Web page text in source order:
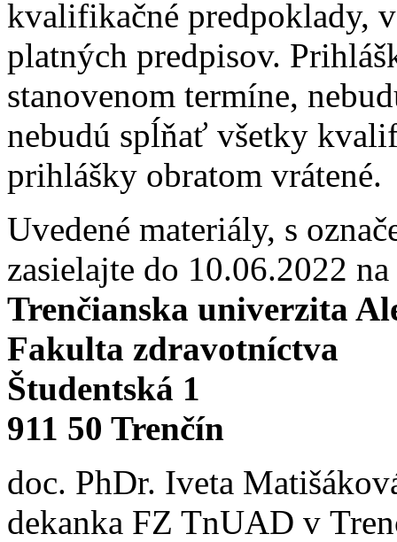
kvalifikačné predpoklady,
platných predpisov.
stanovenom termíne,
nebudú spĺňať všetky
prihlášky obratom vrátené.
Uvedené materiály, s
zasielajte do 10.06.2022 na
Trenčianska univerzita
Fakulta zdravotníctva
Študentská 1
911 50 Trenčín
doc. PhDr. Iveta
dekanka FZ TnUAD v